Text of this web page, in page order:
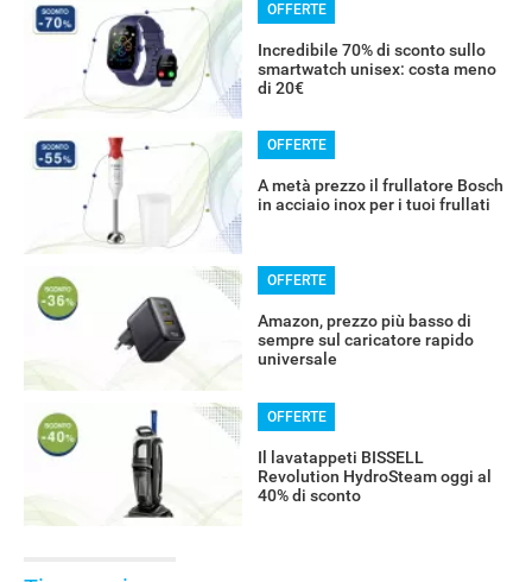
OFFERTE
Incredibile 70% di sconto sullo
smartwatch unisex: costa meno
di 20€
OFFERTE
A metà prezzo il frullatore Bosch
in acciaio inox per i tuoi frullati
OFFERTE
Amazon, prezzo più basso di
sempre sul caricatore rapido
universale
OFFERTE
Il lavatappeti BISSELL
Revolution HydroSteam oggi al
40% di sconto